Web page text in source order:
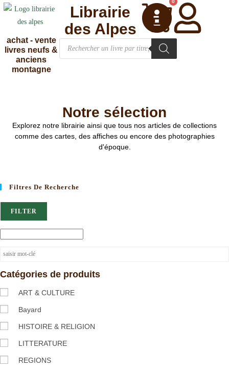
achat - vente
livres neufs &
anciens
montagne
0
Librairie
des Alpes
Notre sélection
Explorez notre librairie ainsi que tous nos articles de collections
comme des cartes, des affiches ou encore des photographies
d'époque.
Filtres De Recherche
FILTER
Catégories de produits
ART & CULTURE
Bayard
HISTOIRE & RELIGION
LITTERATURE
REGIONS